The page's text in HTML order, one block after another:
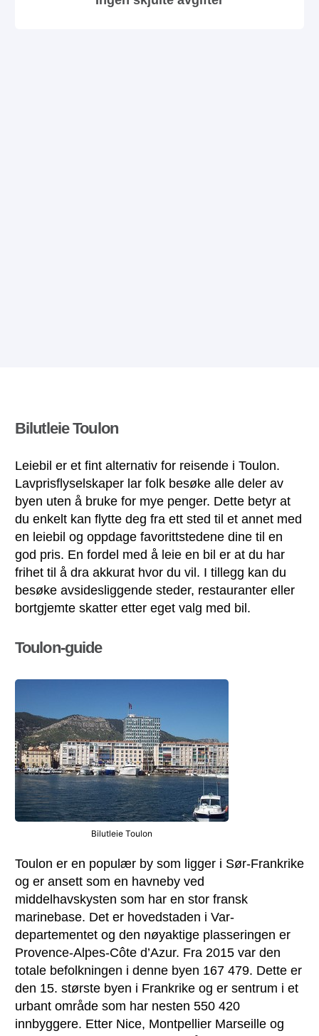
Bilutleie Toulon
Leiebil er et fint alternativ for reisende i Toulon.
Lavprisflyselskaper lar folk besøke alle deler av
byen uten å bruke for mye penger. Dette betyr at
du enkelt kan flytte deg fra ett sted til et annet med
en leiebil og oppdage favorittstedene dine til en
god pris. En fordel med å leie en bil er at du har
frihet til å dra akkurat hvor du vil. I tillegg kan du
besøke avsidesliggende steder, restauranter eller
bortgjemte skatter etter eget valg med bil.
Toulon-guide
Bilutleie Toulon
Toulon er en populær by som ligger i Sør-Frankrike
og er ansett som en havneby ved
middelhavskysten som har en stor fransk
marinebase. Det er hovedstaden i Var-
departementet og den nøyaktige plasseringen er
Provence-Alpes-Côte d’Azur. Fra 2015 var den
totale befolkningen i denne byen 167 479. Dette er
den 15. største byen i Frankrike og er sentrum i et
urbant område som har nesten 550 420
innbyggere. Etter Nice, Montpellier Marseille og